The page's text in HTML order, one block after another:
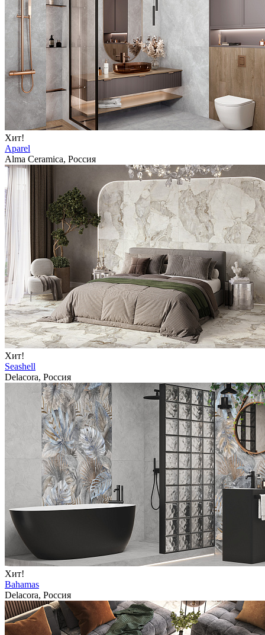
Хит!
Aparel
Alma Ceramica, Россия
Хит!
Seashell
Delacora, Россия
Хит!
Bahamas
Delacora, Россия